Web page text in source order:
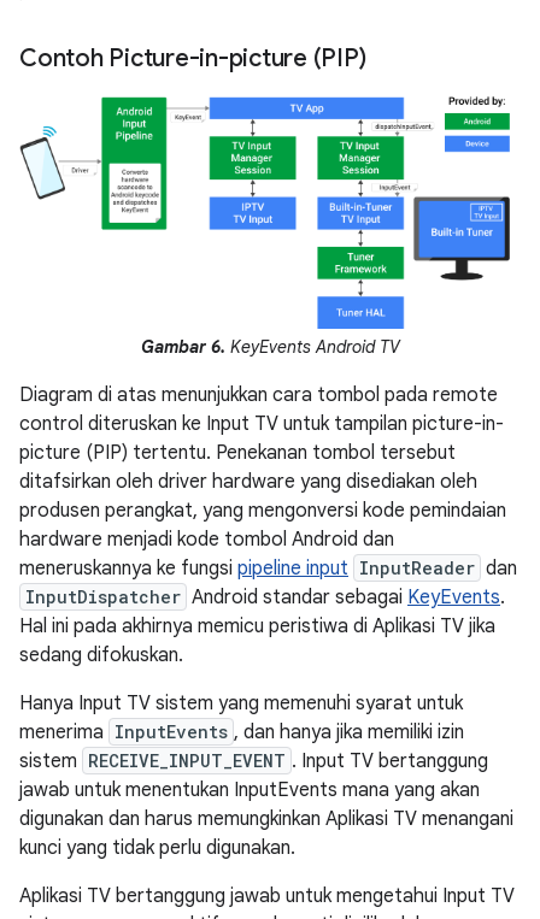
Contoh Picture-in-picture (PIP)
Gambar 6. KeyEvents Android TV
Diagram di atas menunjukkan cara tombol pada remote
control diteruskan ke Input TV untuk tampilan picture-in-
picture (PIP) tertentu. Penekanan tombol tersebut
ditafsirkan oleh driver hardware yang disediakan oleh
produsen perangkat, yang mengonversi kode pemindaian
hardware menjadi kode tombol Android dan
meneruskannya ke fungsi pipeline input InputReader dan
InputDispatcher Android standar sebagai KeyEvents.
Hal ini pada akhirnya memicu peristiwa di Aplikasi TV jika
sedang difokuskan.
Hanya Input TV sistem yang memenuhi syarat untuk
menerima InputEvents , dan hanya jika memiliki izin
sistem RECEIVE_INPUT_EVENT . Input TV bertanggung
jawab untuk menentukan InputEvents mana yang akan
digunakan dan harus memungkinkan Aplikasi TV menangani
kunci yang tidak perlu digunakan.
Aplikasi TV bertanggung jawab untuk mengetahui Input TV